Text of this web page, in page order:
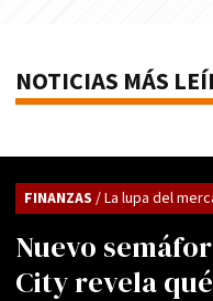
NOTICIAS MÁS
Nuevo
City revela
FINANZAS / La lupa del